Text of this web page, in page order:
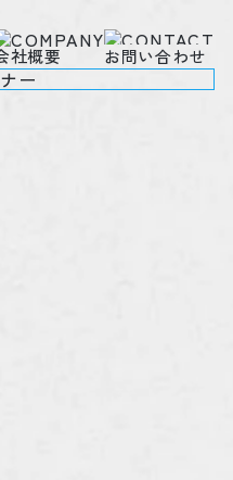
社概要 お問い合わせ